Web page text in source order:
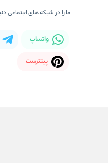
ما را در شبکه های اجتماعی
واتساپ
پینترست